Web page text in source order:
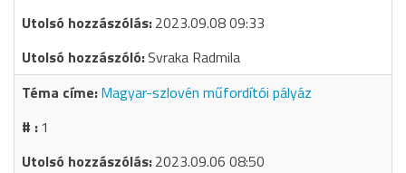
2023.09.08 09:33
Svraka Radmila
Magyar-szlovén műfordítói pályáz
1
2023.09.06 08:50